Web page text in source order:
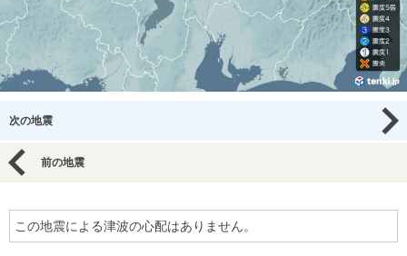
次の地震
前の地震
この地震による津波の心配はありません。